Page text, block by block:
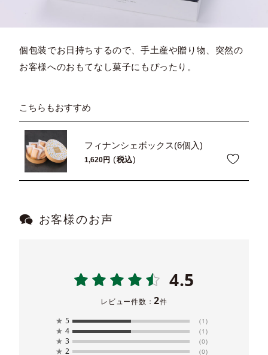
個包装でお日持ちするので、手土産や贈り物、突然の
お客様へのおもてなし菓子にもぴったり。
こちらもおすすめ
フィナンシェボックス(6個入)
1,620 税込
お客様のお声
4.5
レビュー件数：2件
★ 5 (1)
★ 4 (1)
★ 3 (0)
★ 2 (0)